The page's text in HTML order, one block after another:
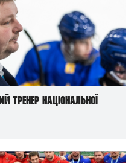
тренер національної